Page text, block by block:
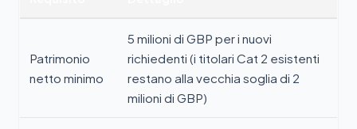
Patrimonio
netto minimo
5 milioni di GBP per i nuovi
richiedenti (i titolari Cat 2 esistenti
restano alla vecchia soglia di 2
milioni di GBP)